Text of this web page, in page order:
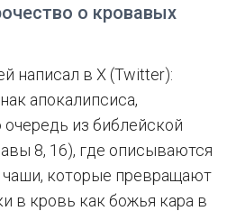
о кровавых
написал в X (Twitter):
апокалипсиса,
из библейской
8, 16), где описываются
которые превращают
в кровь как божья кара в